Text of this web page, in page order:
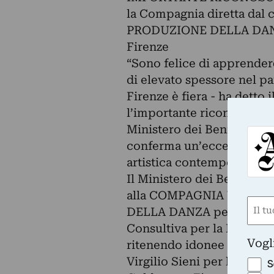
la Compagnia diretta dal
PRODUZIONE DELLA
Firenze
“Sono felice di
di elevato spessore nel
Firenze è fiera - ha detto
l’importante
Ministero dei Beni e
conferma un’eccellenza
artistica contemporanea”.
Il Ministero dei Beni e
alla COMPAGNIA
DELLA DANZA per il
Consultiva per la Danza
ritenendo idonee solo tre
Virgilio Sieni per
Nome